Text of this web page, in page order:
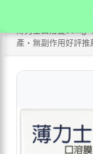
國
薄力士口溶錠50mg
產・無副作用好評推